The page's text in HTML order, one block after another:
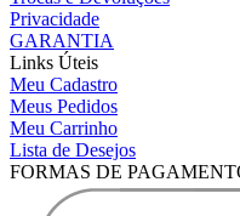
Privacidade
GARANTIA
Links Úteis
Meu Cadastro
Meus Pedidos
Meu Carrinho
Lista de Desejos
FORMAS DE